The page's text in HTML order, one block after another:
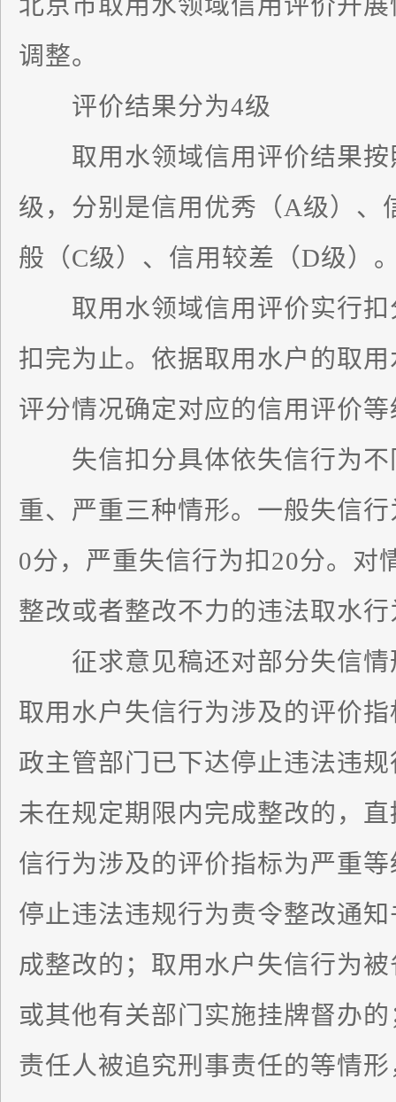
调整。
评价结果分为4级
取用水领域信用评价结果按
级，分别是信用优秀（A级）、
般（C级）、信用较差（D级）
取用水领域信用评价实行扣
扣完为止。依据取用水户的取
评分情况确定对应的信用评价
失信扣分具体依失信行为不
重、严重三种情形。一般失信
0分，严重失信行为扣20分。对
整改或者整改不力的违法取水
征求意见稿还对部分失信情
取用水户失信行为涉及的评价
政主管部门已下达停止违法违
未在规定期限内完成整改的，
信行为涉及的评价指标为严重
停止违法违规行为责令整改通
成整改的；取用水户失信行为
或其他有关部门实施挂牌督办
责任人被追究刑事责任的等情